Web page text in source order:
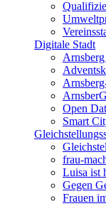
Digitale Stadt
Open
Smart
frau-
Luisa ist
Gegen
Frauen